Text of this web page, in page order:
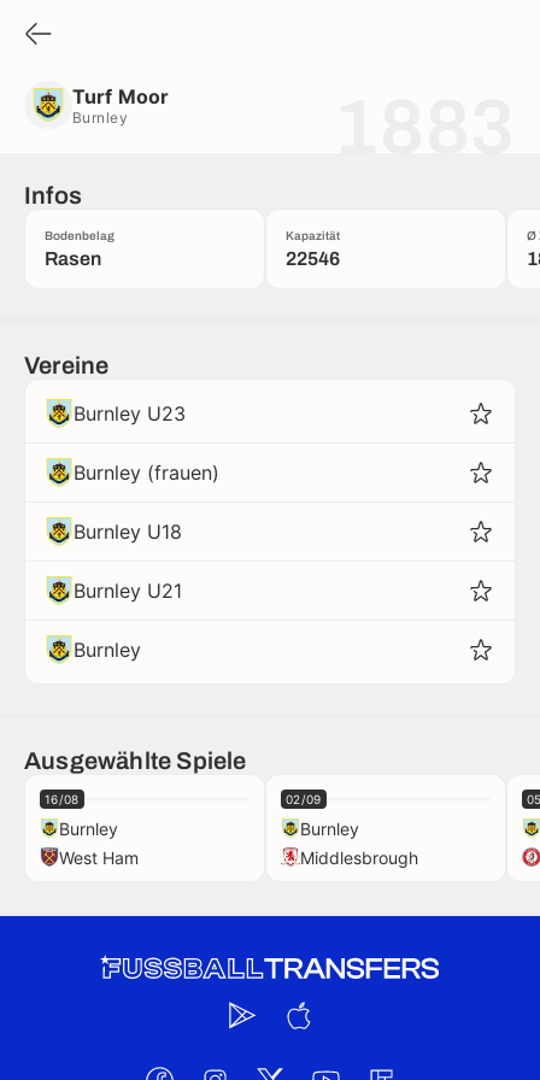
Turf Moor
Burnley
Infos
Bodenbelag
Rasen
Kapazität
22546
Ø
Vereine
Burnley U23
Burnley (frauen)
Burnley U18
Burnley U21
Burnley
Ausgewählte Spiele
16/08
Burnley
West Ham
02/09
Burnley
Middlesbrough